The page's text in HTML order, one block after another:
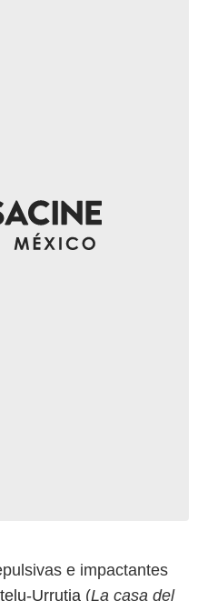
e impactantes
Urrutia (La casa del